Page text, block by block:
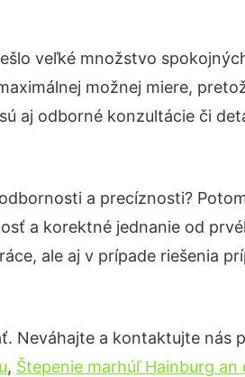
veľké množstvo
možnej miere,
aj odborné konzultácie či
a precíznosti?
a korektné jednanie od
ale aj v prípade riešenia
Neváhajte a kontaktujte nás
, Štepenie marhúľ Hainburg an